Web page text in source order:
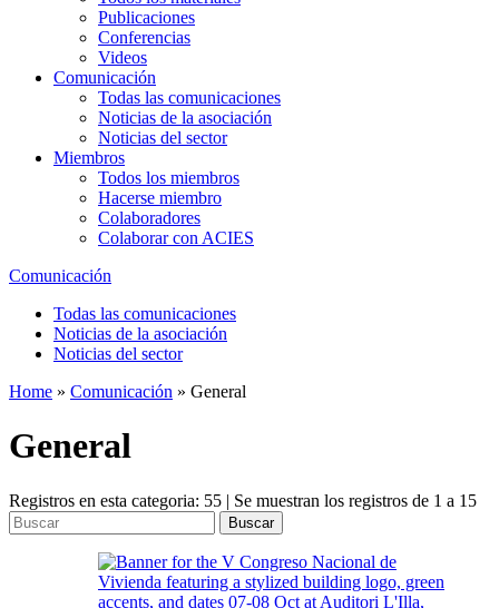
Publicaciones
Conferencias
Videos
Comunicación
Todas las comunicaciones
Noticias de la asociación
Noticias del sector
Miembros
Todos los miembros
Hacerse miembro
Colaboradores
Colaborar con ACIES
Comunicación
Todas las comunicaciones
Noticias de la asociación
Noticias del sector
Home » Comunicación » General
General
Registros en esta categoria: 55 | Se muestran los registros de 1 a 15
Buscar